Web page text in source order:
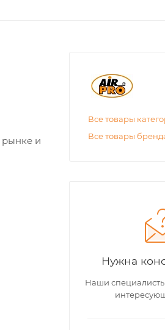
рынке и
Все товары
Все товары
Нужна
Наши